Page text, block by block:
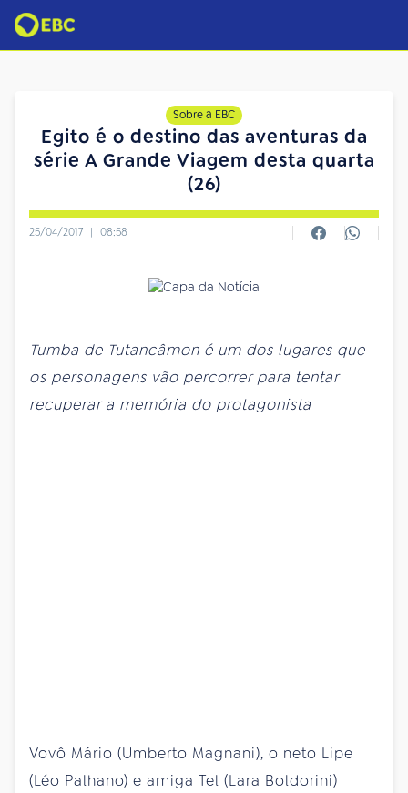
Sobre a EBC
Egito é o destino das aventuras da
série A Grande Viagem desta quarta
(26)
25/04/2017 | 08:58
Tumba de Tutancâmon é um dos lugares que
os personagens vão percorrer para tentar
recuperar a memória do protagonista
Vovô Mário (Umberto Magnani), o neto Lipe
(Léo Palhano) e amiga Tel (Lara Boldorini)